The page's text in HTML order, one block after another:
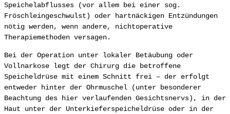
Speichelabflusses (vor allem bei einer sog.
Fröschleingeschwulst) oder hartnäckigen Entzündungen
nötig werden, wenn andere, nichtoperative
Therapiemethoden versagen.
Bei der Operation unter lokaler Betäubung oder
Vollnarkose legt der Chirurg die betroffene
Speicheldrüse mit einem Schnitt frei – der erfolgt
entweder hinter der Ohrmuschel (unter besonderer
Beachtung des hier verlaufenden Gesichtsnervs), in der
Haut unter der Unterkieferspeicheldrüse oder in der